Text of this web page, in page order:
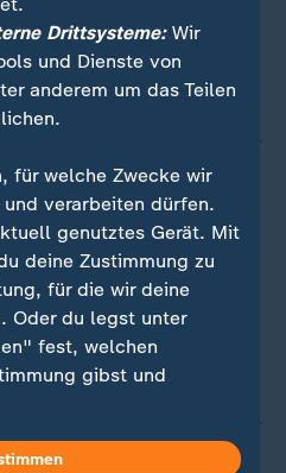
Drittsysteme:Wir
und Dienste von
anderem um das Teilen
für welche Zwecke wir
verarbeiten dürfen.
genutztes Gerät. Mit
deine Zustimmung zu
für die wir deine
Oder du legst unter
fest, welchen
gibst und
oder ändern.